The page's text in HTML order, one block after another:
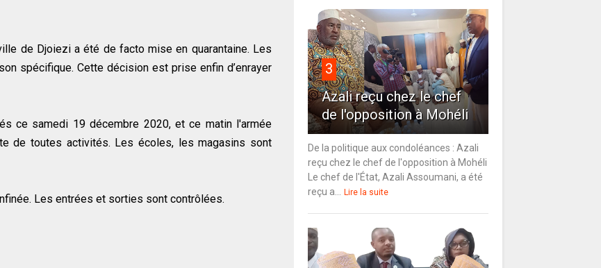
de Djoiezi a été de facto mise en quarantaine. Les
spécifique. Cette décision est prise enfin d’enrayer
ce samedi 19 décembre 2020, et ce matin l'armée
de toutes activités. Les écoles, les magasins sont
Les entrées et sorties sont contrôlées.
3
Azali reçu chez le chef
de l'opposition à Mohéli
De la politique aux condoléances : Azali
reçu chez le chef de l'opposition à Mohéli
Le chef de l'État, Azali Assoumani, a été
reçu a...
Lire la suite